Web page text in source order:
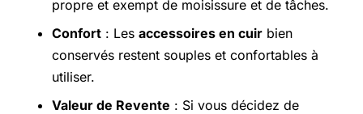
propre et exempt de moisissure et de tâches.
Confort : Les accessoires en cuir bien
conservés restent souples et confortables à
utiliser.
Valeur de Revente : Si vous décidez de